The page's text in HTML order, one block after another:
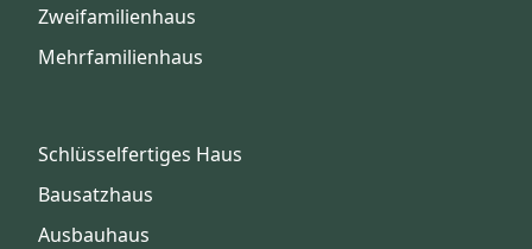
Zweifamilienhaus
Mehrfamilienhaus
Schlüsselfertiges Haus
Bausatzhaus
Ausbauhaus